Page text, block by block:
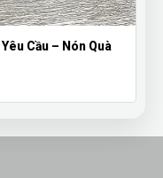
Quà
Bút Bi